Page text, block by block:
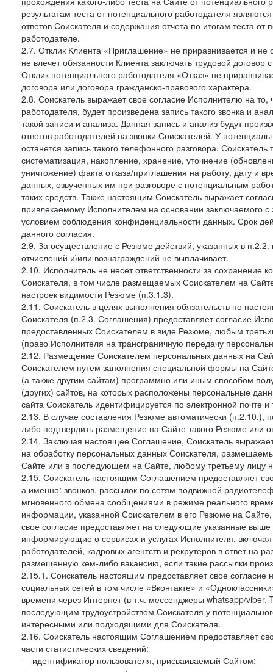
результатам теста от потенциального работодателя
ответов Соискателя и содержания отчета по итогам теста
работодателе.
2.7. Отклик Клиента «Приглашение» не приравнивается и
не влечет обязанности Клиента заключать трудовой
Отклик потенциального работодателя «Отказ» не
договора или договора гражданско-правового характера.
2.8. Соискатель выражает свое согласие Исполнителю на
работодателя, будет произведена запись такого звонка и
такой записи и анализа. Данная запись и анализ будут
ответов работодателей на звонки Соискателей. У
останется запись такого телефонного разговора.
систематизация, накопление, хранение, уточнение
уничтожение) факта отказа/приглашения на работу, дату и
данных, озвученных им при разговоре с потенциальным
таких средств. Также настоящим Соискатель выражает
привлекаемому Исполнителем на основании заключаемого
условием соблюдения конфиденциальности данных. Срок
данного согласия.
2.9. За осуществление с Резюме действий, указанных в
отчислений и\или вознаграждений не выплачивает.
2.10. Исполнитель не несет ответственности за
Соискателя, в том числе размещаемых Соискателем на
настроек видимости Резюме (п.3.1.3).
2.11. Соискатель в целях выполнения обязательств по
Соискателя (п.2.3. Соглашения) предоставляет согласие
предоставленных Соискателем в виде Резюме, любым
(право Исполнителя на трансграничную передачу
2.12. Размещение Соискателем персональных данных на
Соискателем путем заполнения специальной формы на
(а также другим сайтам) программно или иным способом
(других) сайтов, на которых расположены персональные
сайта Соискатель идентифицируется по электронной почте
2.13. В случае составления Резюме автоматически (п.2.10.),
либо подтвердить размещение на Сайте такого Резюме или
2.14. Заключая настоящее Соглашение, Соискатель
на обработку персональных данных Соискателя,
Сайте или в последующем на Сайте, любому третьему лицу
2.15. Соискатель настоящим Соглашением предоставляет
а именно: звонков, рассылок по сетям подвижной
мгновенного обмена сообщениями в режиме реального
информации, указанной Соискателем в его Резюме на
свое согласие предоставляет на следующие указанные
информирующие о сервисах и услугах Исполнителя,
работодателей, кадровых агентств и рекрутеров в ответ
размещенную кем-либо вакансию, если такие рассылки
2.15.1. Соискатель настоящим предоставляет свое
социальных сетей в том числе «Вконтакте» и
времени через Интернет (в т.ч. мессенджеры whatsapp/
последующим трудоустройством Соискателя у
интересными или подходящими для Соискателя.
2.16. Соискатель настоящим Соглашением предоставляет
части статистических сведений:
— идентификатор пользователя, присваиваемый Сайтом;